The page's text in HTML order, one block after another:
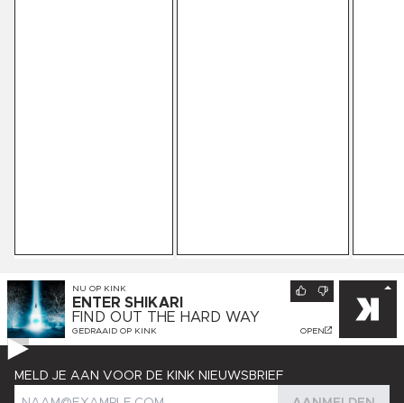
NU OP KINK
ENTER SHIKARI
FIND OUT THE HARD WAY
GEDRAAID OP KINK OPEN
MELD JE AAN VOOR DE KINK NIEUWSBRIEF